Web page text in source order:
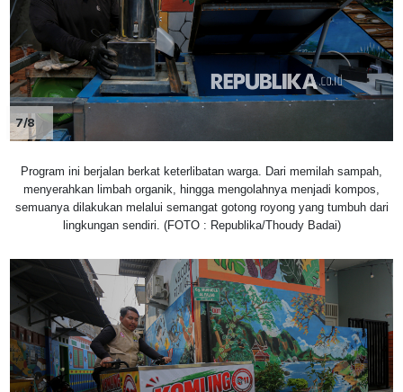
7/8
Program ini berjalan berkat keterlibatan warga. Dari memilah sampah,
menyerahkan limbah organik, hingga mengolahnya menjadi kompos,
semuanya dilakukan melalui semangat gotong royong yang tumbuh dari
lingkungan sendiri. (FOTO : Republika/Thoudy Badai)